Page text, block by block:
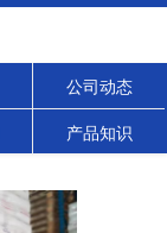
公司动态
产品知识